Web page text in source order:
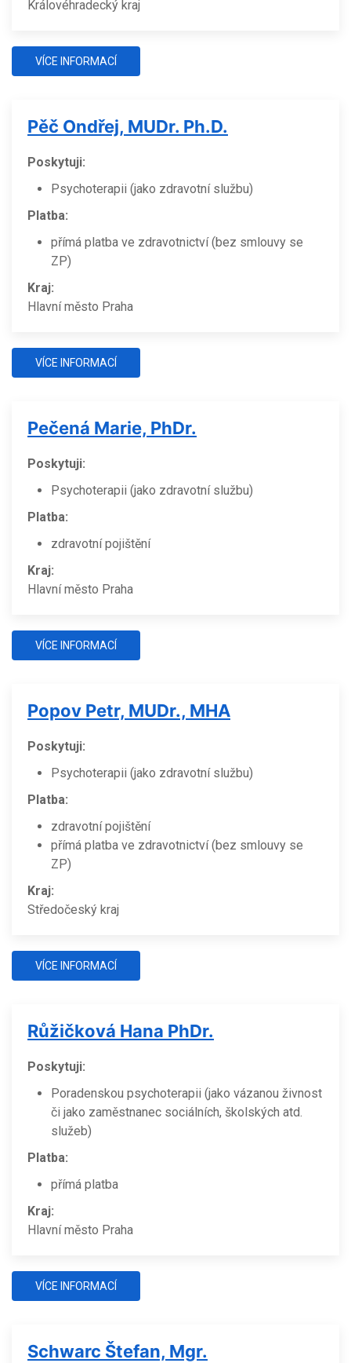
Královéhradecký kraj
VÍCE INFORMACÍ
Pěč Ondřej, MUDr. Ph.D.
Poskytuji:
Psychoterapii (jako zdravotní službu)
Platba:
přímá platba ve zdravotnictví (bez smlouvy se
ZP)
Kraj:
Hlavní město Praha
VÍCE INFORMACÍ
Pečená Marie, PhDr.
Poskytuji:
Psychoterapii (jako zdravotní službu)
Platba:
zdravotní pojištění
Kraj:
Hlavní město Praha
VÍCE INFORMACÍ
Popov Petr, MUDr., MHA
Poskytuji:
Psychoterapii (jako zdravotní službu)
Platba:
zdravotní pojištění
přímá platba ve zdravotnictví (bez smlouvy se
ZP)
Kraj:
Středočeský kraj
VÍCE INFORMACÍ
Růžičková Hana PhDr.
Poskytuji:
Poradenskou psychoterapii (jako vázanou živnost
či jako zaměstnanec sociálních, školských atd.
služeb)
Platba:
přímá platba
Kraj:
Hlavní město Praha
VÍCE INFORMACÍ
Schwarc Štefan, Mgr.